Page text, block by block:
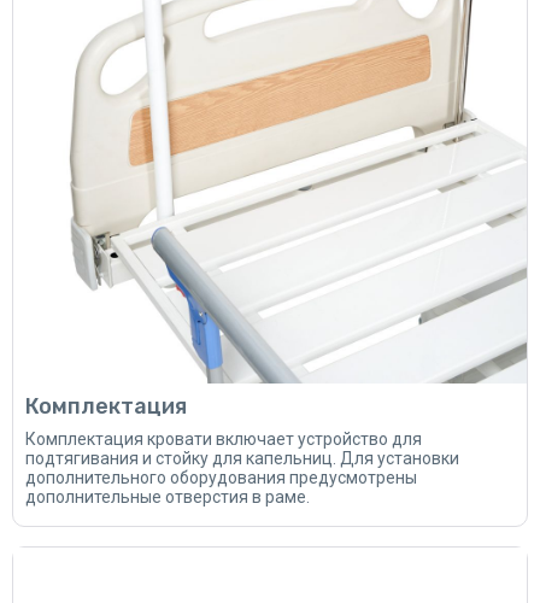
Комплектация
Комплектация кровати включает устройство для
подтягивания и стойку для капельниц. Для установки
дополнительного оборудования предусмотрены
дополнительные отверстия в раме.